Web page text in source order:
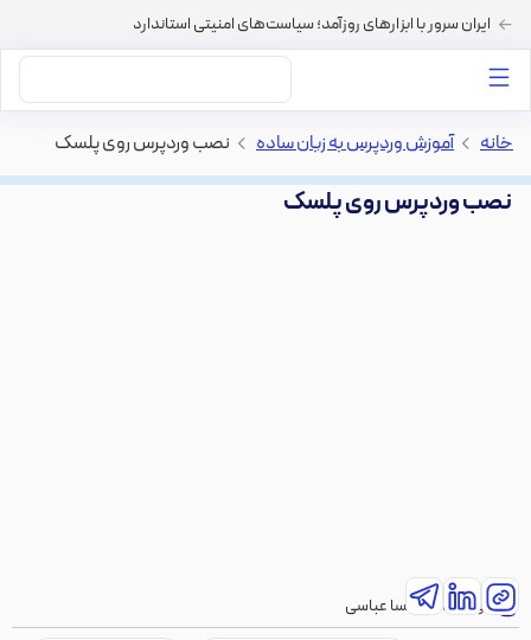
ایران سرور با ابزارهای روزآمد؛ سیاست‌های امنیتی استاندارد
خانه > آموزش وردپرس به زبان ساده > نصب وردپرس روی پلسک
نصب وردپرس روی پلسک
نویسنده:مهسا عباسی